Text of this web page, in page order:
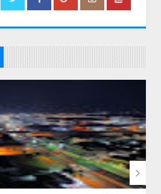
WHAT YOU MIGHT BE LOOKING FOR
